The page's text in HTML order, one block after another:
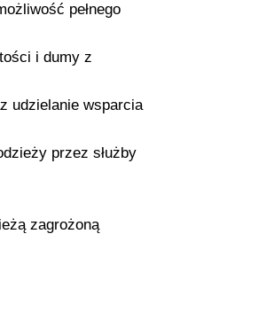
pełnego
i dumy z
udzielanie wsparcia
przez służby
zagrożoną